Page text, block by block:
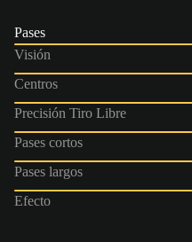
Pases
Visión
Centros
Precisión Tiro Libre
Pases cortos
Pases largos
Efecto